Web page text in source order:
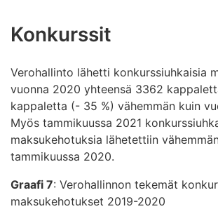
Konkurssit
Verohallinto lähetti konkurssiuhkaisia
vuonna 2020 yhteensä 3362
kappaletta (- 35 %) vähemmän kuin
Myös tammikuussa 2021
maksukehotuksia lähetettiin
tammikuussa 2020.
Graafi 7: Verohallinnon tekemät
maksukehotukset 2019-2020